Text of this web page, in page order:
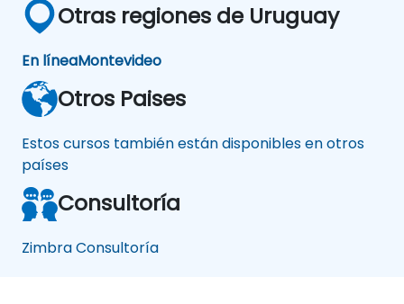
Otras regiones de Uruguay
En líneaMontevideo
Otros Paises
Estos cursos también están disponibles en otros
países
Consultoría
Zimbra Consultoría